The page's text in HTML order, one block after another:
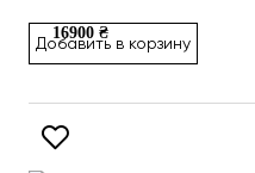
16900 ₴
Добавить в корзину